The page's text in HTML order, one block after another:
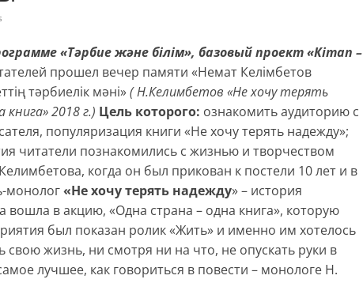
«Тәрбие және білім», базовый проект «Кітап –
прошел вечер памяти «Немат Келімбетов
тәрбиелік мәні»( Н.Келимбетов «Не хочу терять
2018 г.) Цель которого: ознакомить аудиторию с
популяризация книги «Не хочу терять надежду»;
читатели познакомились с жизнью и творчеством
когда он был прикован к постели 10 лет и в
монолог«Не хочу терять надежду» – история
вошла в акцию, «Одна страна – одна книга», которую
был показан ролик «Жить» и именно им хотелось
жизнь, ни смотря ни на что, не опускать руки в
лучшее, как говориться в повести – монологе Н.